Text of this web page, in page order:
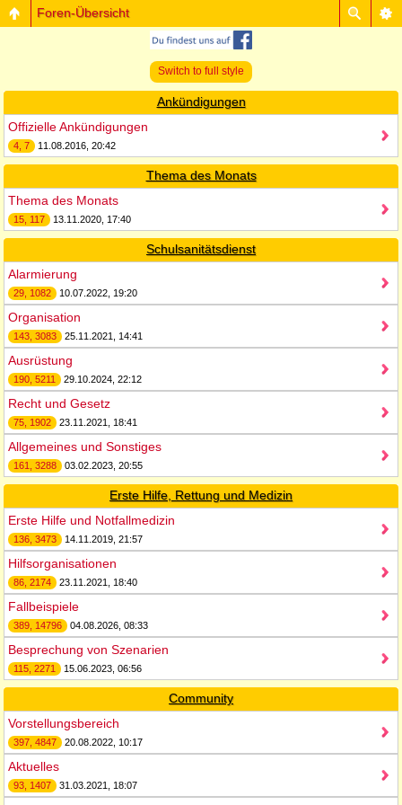
Foren-Übersicht
Switch to full style
Ankündigungen
Offizielle Ankündigungen
4, 7 11.08.2016, 20:42
Thema des Monats
Thema des Monats
15, 117 13.11.2020, 17:40
Schulsanitätsdienst
Alarmierung
29, 1082 10.07.2022, 19:20
Organisation
143, 3083 25.11.2021, 14:41
Ausrüstung
190, 5211 29.10.2024, 22:12
Recht und Gesetz
75, 1902 23.11.2021, 18:41
Allgemeines und Sonstiges
161, 3288 03.02.2023, 20:55
Erste Hilfe, Rettung und Medizin
Erste Hilfe und Notfallmedizin
136, 3473 14.11.2019, 21:57
Hilfsorganisationen
86, 2174 23.11.2021, 18:40
Fallbeispiele
389, 14796 04.08.2026, 08:33
Besprechung von Szenarien
115, 2271 15.06.2023, 06:56
Community
Vorstellungsbereich
397, 4847 20.08.2022, 10:17
Aktuelles
93, 1407 31.03.2021, 18:07